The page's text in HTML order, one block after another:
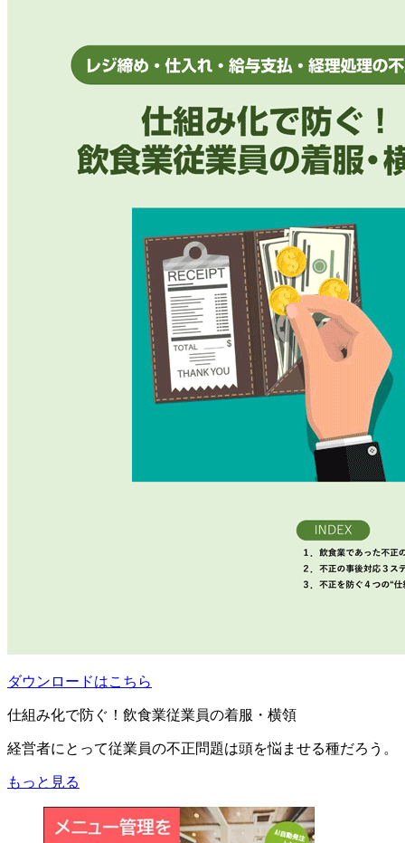
ダウンロードはこちら
仕組み化で防ぐ！飲食業従業員の着服・横領
経営者にとって従業員の不正問題は頭を悩ませる種だろう。
もっと見る